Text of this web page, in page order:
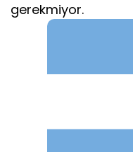
gerekmiyor.